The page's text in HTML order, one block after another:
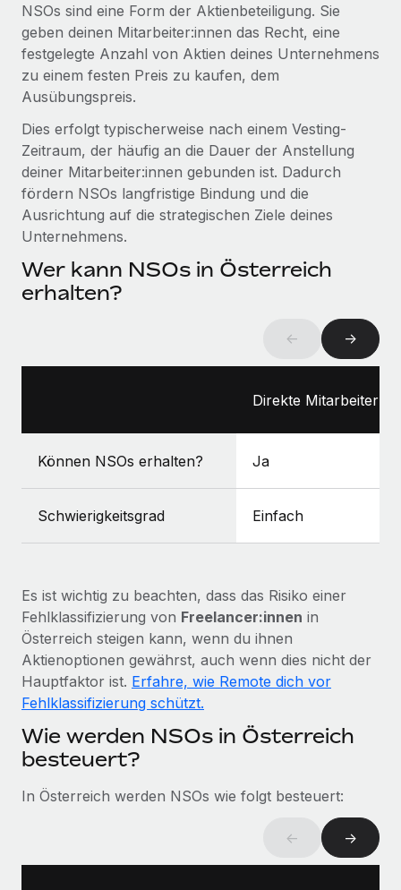
Geräten
Gründung von Niederlassungen
Schnelle, rechtssichere Gründung von
Niederlassungen
Mobilität und Relocation
Mühelose Relocation von Mitarbeiter:innen
Benefits
Mühelose Verwaltung von Benefits
Revolution des Enterprise Contractor
Managements – die Erfolgsgeschichte einer
globalen Content-Agentur mit Remote
Auf einen Blick Erfahre mehr über die unglaubliche
Transformation einer weltweit erfolgreichen...
Mehr erfahren
Contractor Management
Steuern
BLOG
Neues zu Remote-Produkten: Integration mit
Gusto und Zero und Contractor Management
Plus
Auch im neuen Jahr wollen wir bei Remote Unternehmen
aller Größen dabei unterstützen, die beste...
Wie Phiture 55 Mitarbeiter:innen in 19 Ländern
Wachstumsberatung für mobile Apps. Das...
NSOs sind eine Form der Aktienbeteiligung. Sie
geben deinen Mitarbeiter:innen das Recht, eine
festgelegte Anzahl von Aktien deines Unternehmens
zu einem festen Preis zu kaufen, dem
Ausübungspreis.
Dies erfolgt typischerweise nach einem Vesting-
Zeitraum, der häufig an die Dauer der Anstellung
deiner Mitarbeiter:innen gebunden ist. Dadurch
fördern NSOs langfristige Bindung und die
Ausrichtung auf die strategischen Ziele deines
Unternehmens.
Wer kann NSOs in Österreich
erhalten?
← →
Direkte
Können NSOs erhalten? Ja
Schwierigkeitsgrad Einfach
Es ist wichtig zu beachten, dass das Risiko einer
Fehlklassifizierung von Freelancer:innen in
Österreich steigen kann, wenn du ihnen
Aktienoptionen gewährst, auch wenn dies nicht der
Hauptfaktor ist. Erfahre, wie Remote dich vor
Fehlklassifizierung schützt.
Wie werden NSOs in Österreich
besteuert?
In Österreich werden NSOs wie folgt besteuert:
← →